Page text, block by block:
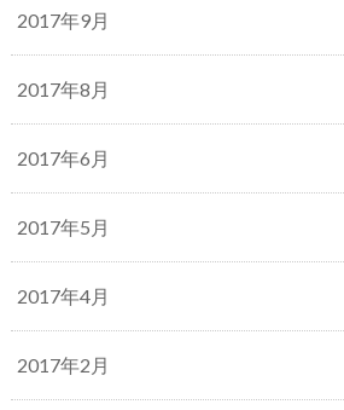
2017年9月
2017年8月
2017年6月
2017年5月
2017年4月
2017年2月